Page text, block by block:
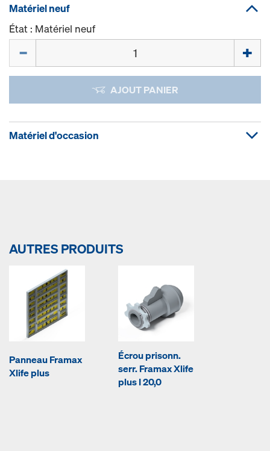
Matériel neuf
État : Matériel neuf
AJOUT PANIER
Matériel d'occasion
AUTRES PRODUITS
Panneau Framax
Xlife plus
Écrou prisonn.
serr. Framax Xlife
plus I 20,0